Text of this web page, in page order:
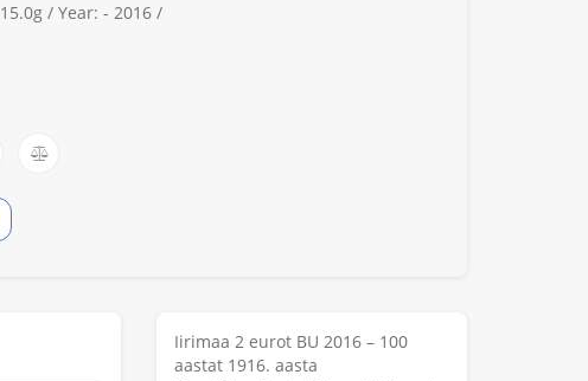
15.0g / Year: - 2016 /
Iirimaa 2 eurot BU 2016 – 100
aastat 1916. aasta